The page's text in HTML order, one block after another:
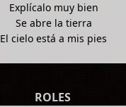
Explícalo muy bien
Se abre la tierra
El cielo está a mis pies
ROLES